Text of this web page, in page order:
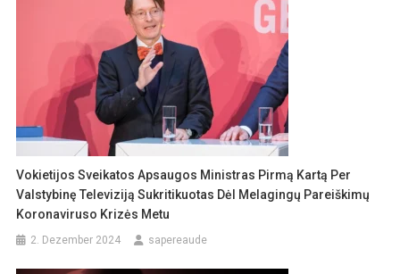
Vokietijos Sveikatos Apsaugos Ministras Pirmą Kartą Per
Valstybinę Televiziją Sukritikuotas Dėl Melagingų Pareiškimų
Koronaviruso Krizės Metu
2. Dezember 2024 sapereaude